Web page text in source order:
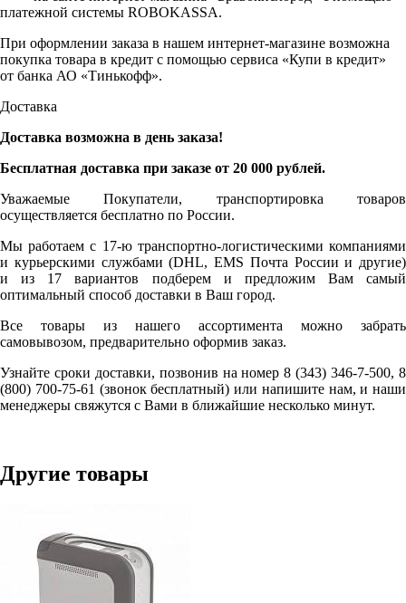
платежной системы ROBOKASSA.
При оформлении заказа в нашем интернет-магазине возможна
покупка товара в кредит с помощью сервиса «Купи в кредит»
от банка АО «Тинькофф».
Доставка
Доставка возможна в день заказа!
Бесплатная доставка при заказе от 20 000 рублей.
Уважаемые Покупатели, транспортировка товаров
осуществляется бесплатно по России.
Мы работаем с 17-ю транспортно-логистическими компаниями
и курьерскими службами (DHL, EMS Почта России и другие)
и из 17 вариантов подберем и предложим Вам самый
оптимальный способ доставки в Ваш город.
Все товары из нашего ассортимента можно забрать
самовывозом, предварительно оформив заказ.
Узнайте сроки доставки, позвонив на номер 8 (343) 346-7-500, 8
(800) 700-75-61 (звонок бесплатный) или напишите нам, и наши
менеджеры свяжутся с Вами в ближайшие несколько минут.
Другие товары